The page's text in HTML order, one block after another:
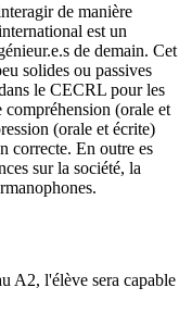
de manière
est un
de demain. Cet
solides ou passives
le CECRL pour les
compréhension (orale et
(orale et écrite)
correcte. En outre es
sur la société, la
A2, l'élève sera capable